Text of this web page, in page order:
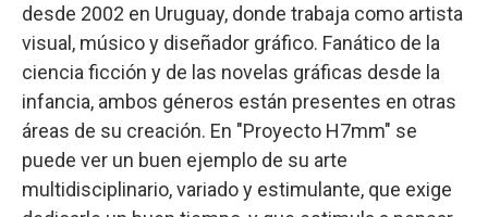
desde 2002 en Uruguay, donde trabaja como artista
visual, músico y diseñador gráfico. Fanático de la
ciencia ficción y de las novelas gráficas desde la
infancia, ambos géneros están presentes en otras
áreas de su creación. En "Proyecto H7mm" se
puede ver un buen ejemplo de su arte
multidisciplinario, variado y estimulante, que exige